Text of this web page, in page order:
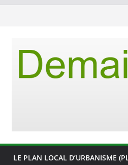
LE PLAN LOCAL D’URBANISME